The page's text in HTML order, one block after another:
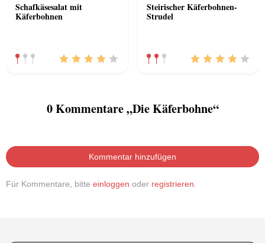
Schafkäsesalat mit
Käferbohnen
Steirischer Käferbohnen-
Strudel
0 Kommentare „Die Käferbohne“
Kommentar hinzufügen
Für Kommentare, bitte einloggen oder registrieren.